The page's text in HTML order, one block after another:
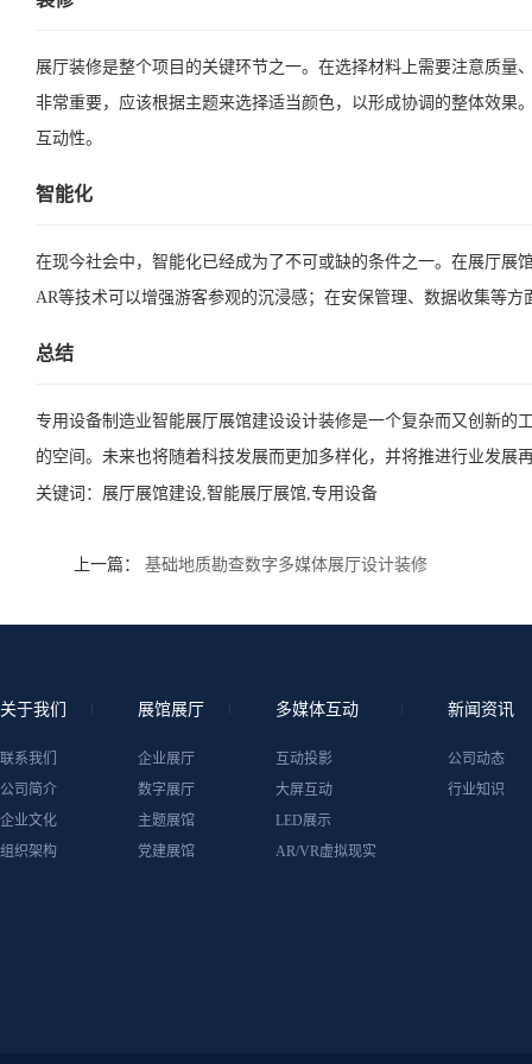
展厅装修是整个项目的关键环节之一。在选择材料上需要注意质
非常重要，应该根据主题来选择适当颜色，以形成协调的整体效
互动性。
智能化
在现今社会中，智能化已经成为了不可或缺的条件之一。在展厅展
AR等技术可以增强游客参观的沉浸感；在安保管理、数据收集等
总结
专用设备制造业智能展厅展馆建设设计装修是一个复杂而又创新
的空间。未来也将随着科技发展而更加多样化，并将推进行业发展
关键词： 展厅展馆建设,智能展厅展馆,专用设备
上一篇： 基础地质勘查数字多媒体展厅设计装修
关于我们
联系我们
公司简介
企业文化
组织架构
展馆展厅
企业展厅
数字展厅
主题展馆
党建展馆
多媒体互动
互动投影
大屏互动
LED展示
AR/VR虚拟现实
新闻资讯
公司动态
行业知识